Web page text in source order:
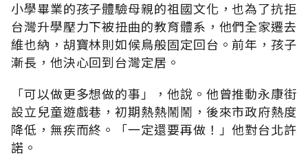
小學畢業的孩子體驗母親的祖國文化，也為了抗拒
台灣升學壓力下被扭曲的教育體系，他們全家遷去
維也納，胡寶林則如候鳥般固定回台。前年，孩子
漸長，他決心回到台灣定居。
「可以做更多想做的事」，他說。他曾推動永康街
設立兒童遊戲巷，初期熱熱鬧鬧，後來市政府熱度
降低，無疾而終。「一定還要再做！」他對台北許
諾。